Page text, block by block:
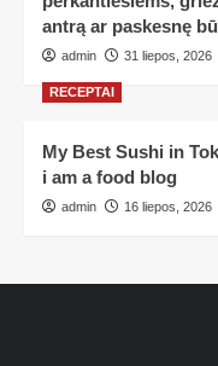
antrą ar paskesnę
admin 31 liepos, 2026
RECEPTAI
My Best Sushi in
i am a food blog
admin 16 liepos, 2026